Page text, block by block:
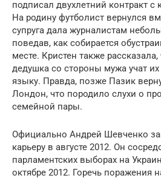
подписал двухлетний контракт
На родину футболист вернулся
супруга дала журналистам
поведав, как собирается
месте. Кристен также
дедушка со стороны мужа учат
языку. Правда, позже Пазик
Лондон, что породило слухи о
семейной пары.
Официально Андрей Шевченко
карьеру в августе 2012. Он
парламентских выборах на
октябре 2012. Горечь поражения